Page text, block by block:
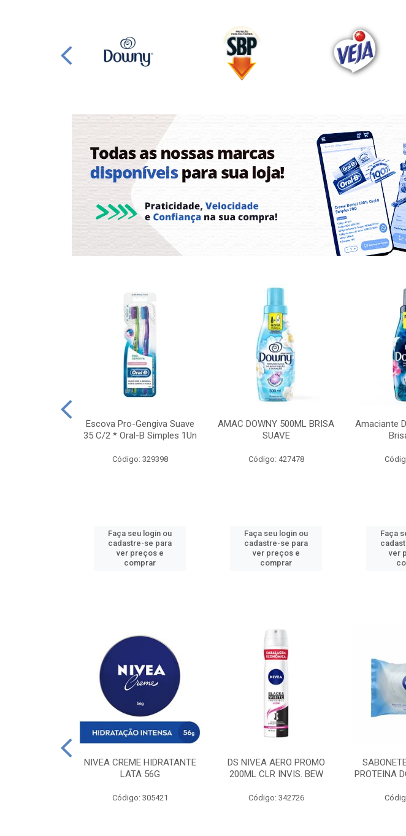
Escova Pro-Gengiva Suave
35 C/2 * Oral-B Simples 1Un
Código: 329398
Faça seu login ou
cadastre-se para
ver preços e
comprar
AMAC DOWNY 500ML BRISA
SUAVE
Código: 427478
Faça seu login ou
cadastre-se para
ver preços e
comprar
Amaciante
Faça
ver
NIVEA CREME HIDRATANTE
LATA 56G
Código: 305421
DS NIVEA AERO PROMO
200ML CLR INVIS. BEW
Código: 342726
PROTEINA